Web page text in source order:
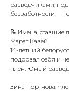
разведчиками,
беззаботности —
📝 Имена, ставшие
Марат Казей.
14-летний
подорвал себя и
плен. Юный
Зина Портнова.